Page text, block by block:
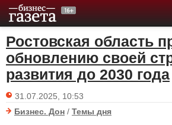
Ростовская область
обновлению своей
развития до 2030 года
31.07.2025, 10:53
Бизнес. Дон / Темы дня